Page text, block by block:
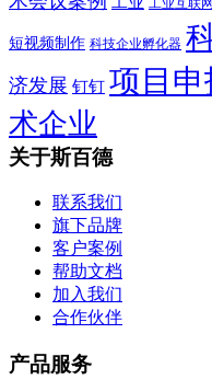
工业互联网
短视频制作 科技企业孵化器
济发展 钉钉 项目申
术企业
关于斯百德
联系我们
旗下品牌
客户案例
帮助文档
加入我们
合作伙伴
产品服务